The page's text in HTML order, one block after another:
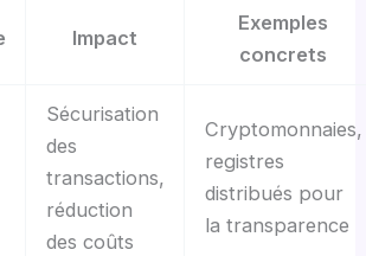
Impact
Exemples
concrets
Sécurisation
des
transactions,
réduction
des coûts
Cryptomonnaies,
registres
distribués pour
la transparence